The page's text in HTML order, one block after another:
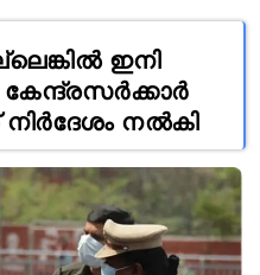
ഇനി
നല്‍കി